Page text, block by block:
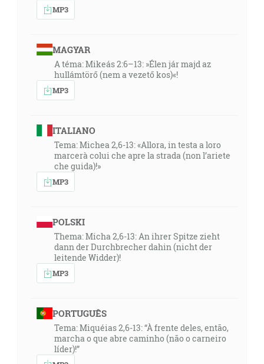
MP3
MAGYAR
A téma: Mikeás 2:6–13: »Élen jár majd az
hullámtörő (nem a vezető kos)«!
MP3
ITALIANO
Tema: Michea 2,6-13: «Allora, in testa a loro
marcerà colui che apre la strada (non l’ariete
che guida)!»
MP3
POLSKI
Thema: Micha 2,6-13: An ihrer Spitze zieht
dann der Durchbrecher dahin (nicht der
leitende Widder)!
MP3
PORTUGUÊS
Tema: Miquéias 2,6-13: “À frente deles, então,
marcha o que abre caminho (não o carneiro
líder)!”